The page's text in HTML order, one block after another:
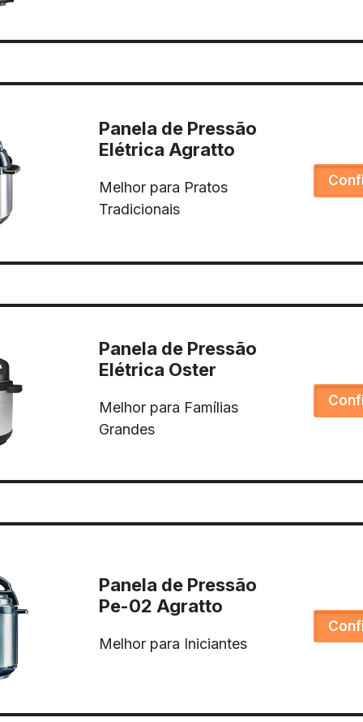
Panela de Pressão
Elétrica Agratto
Melhor para Pratos
Tradicionais
Panela de Pressão
Elétrica Oster
Melhor para Famílias
Grandes
Panela de Pressão
Pe-02 Agratto
Melhor para Iniciantes